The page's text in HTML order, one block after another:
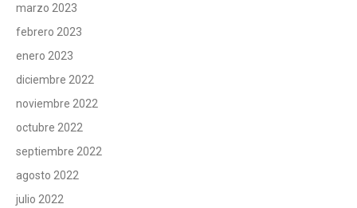
marzo 2023
febrero 2023
enero 2023
diciembre 2022
noviembre 2022
octubre 2022
septiembre 2022
agosto 2022
julio 2022